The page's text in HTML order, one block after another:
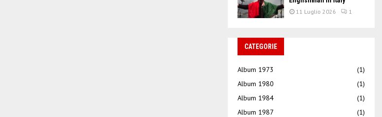
11 Luglio 2026 1
CATEGORIE
Album 1973
(1)
Album 1980
(1)
Album 1984
(1)
Album 1987
(1)